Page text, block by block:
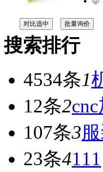
搜索排行
4534条1
12条2
107条3
23条4111